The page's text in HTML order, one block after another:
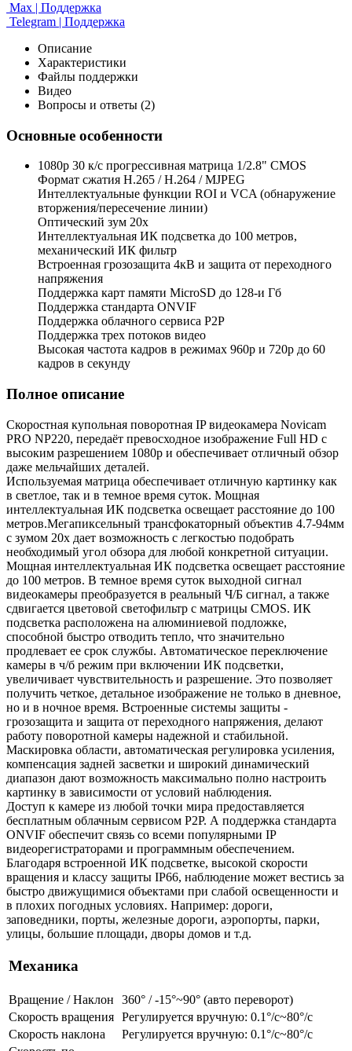
Max | Поддержка
Telegram | Поддержка
Описание
Характеристики
Файлы поддержки
Видео
Вопросы и ответы (2)
Основные особенности
1080p 30 к/с прогрессивная матрица 1/2.8" CMOS
Формат сжатия H.265 / H.264 / MJPEG
Интеллектуальные функции ROI и VCA (обнаружение
вторжения/пересечение линии)
Оптический зум 20х
Интеллектуальная ИК подсветка до 100 метров,
механический ИК фильтр
Встроенная грозозащита 4кВ и защита от переходного
напряжения
Поддержка карт памяти MicroSD до 128-и Гб
Поддержка стандарта ONVIF
Поддержка облачного сервиса Р2Р
Поддержка трех потоков видео
Высокая частота кадров в режимах 960p и 720p до 60
кадров в секунду
Полное описание
Скоростная купольная поворотная IP видеокамера Novicam
PRO NP220, передаёт превосходное изображение Full HD с
высоким разрешением 1080p и обеспечивает отличный обзор
даже мельчайших деталей.
Используемая матрица обеспечивает отличную картинку как
в светлое, так и в темное время суток. Мощная
интеллектуальная ИК подсветка освещает расстояние до 100
метров.Мегапиксельный трансфокаторный объектив 4.7-94мм
с зумом 20х дает возможность с легкостью подобрать
необходимый угол обзора для любой конкретной ситуации.
Мощная интеллектуальная ИК подсветка освещает расстояние
до 100 метров. В темное время суток выходной сигнал
видеокамеры преобразуется в реальный Ч/Б сигнал, а также
сдвигается цветовой светофильтр с матрицы CMOS. ИК
подсветка расположена на алюминиевой подложке,
способной быстро отводить тепло, что значительно
продлевает ее срок службы. Автоматическое переключение
камеры в ч/б режим при включении ИК подсветки,
увеличивает чувствительность и разрешение. Это позволяет
получить четкое, детальное изображение не только в дневное,
но и в ночное время. Встроенные системы защиты -
грозозащита и защита от переходного напряжения, делают
работу поворотной камеры надежной и стабильной.
Маскировка области, автоматическая регулировка усиления,
компенсация задней засветки и широкий динамический
диапазон дают возможность максимально полно настроить
картинку в зависимости от условий наблюдения.
Доступ к камере из любой точки мира предоставляется
бесплатным облачным сервисом P2P. А поддержка стандарта
ONVIF обеспечит связь со всеми популярными IP
видеорегистраторами и программным обеспечением.
Благодаря встроенной ИК подсветке, высокой скорости
вращения и классу защиты IP66, наблюдение может вестись за
быстро движущимися объектами при слабой освещенности и
в плохих погодных условиях. Например: дороги,
заповедники, порты, железные дороги, аэропорты, парки,
улицы, большие площади, дворы домов и т.д.
Механика
Вращение / Наклон
360° / -15°~90° (авто переворот)
Скорость вращения Регулируется вручную: 0.1°/с~80°/с
Скорость наклона
Регулируется вручную: 0.1°/с~80°/с